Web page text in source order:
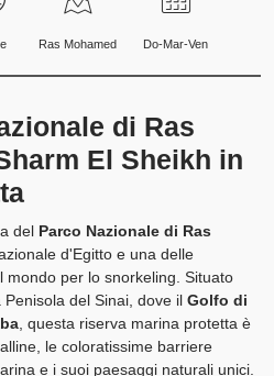
Ras Mohamed Do-Mar-Ven
di Ras
El Sheikh in
del Parco Nazionale di Ras
d'Egitto e una delle
mondo per lo snorkeling. Situato
del Sinai, dove il Golfo di
, questa riserva marina protetta è
le coloratissime barriere
e i suoi paesaggi naturali unici.